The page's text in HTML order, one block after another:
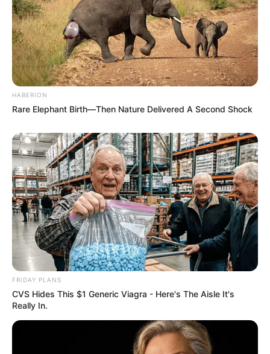
HABERION
Rare Elephant Birth—Then Nature Delivered A Second Shock
FRIDAY PLANS
CVS Hides This $1 Generic Viagra - Here's The Aisle It's
Really In.